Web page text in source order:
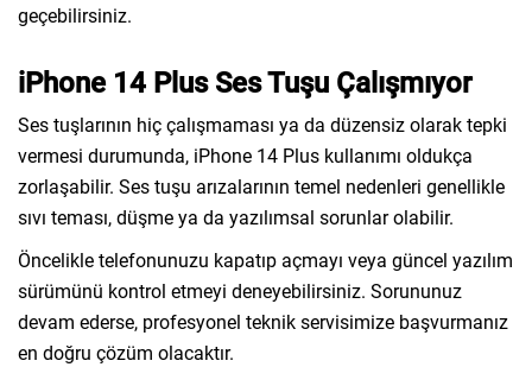
geçebilirsiniz.
iPhone 14 Plus Ses Tuşu Çalışmıyor
Ses tuşlarının hiç çalışmaması ya da düzensiz olarak tepki
vermesi durumunda, iPhone 14 Plus kullanımı oldukça
zorlaşabilir. Ses tuşu arızalarının temel nedenleri genellikle
sıvı teması, düşme ya da yazılımsal sorunlar olabilir.
Öncelikle telefonunuzu kapatıp açmayı veya güncel yazılım
sürümünü kontrol etmeyi deneyebilirsiniz. Sorununuz
devam ederse, profesyonel teknik servisimize başvurmanız
en doğru çözüm olacaktır.